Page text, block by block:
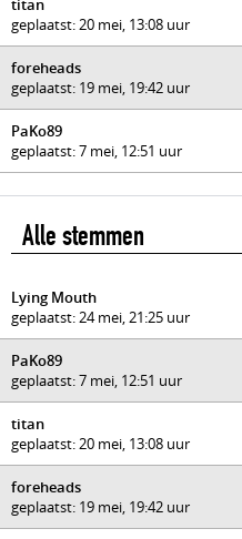
titan
geplaatst: 20 mei, 13:08 uur
foreheads
geplaatst: 19 mei, 19:42 uur
PaKo89
geplaatst: 7 mei, 12:51 uur
Alle stemmen
Lying Mouth
geplaatst: 24 mei, 21:25 uur
PaKo89
geplaatst: 7 mei, 12:51 uur
titan
geplaatst: 20 mei, 13:08 uur
foreheads
geplaatst: 19 mei, 19:42 uur